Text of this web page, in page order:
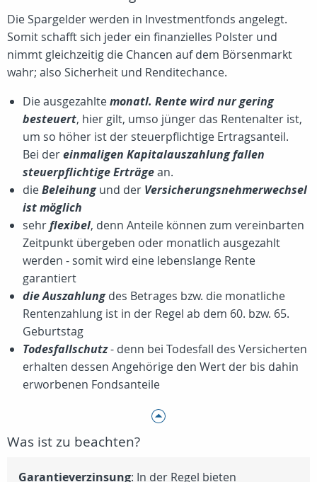
Die Spargelder werden in Investmentfonds angelegt.
Somit schafft sich jeder ein finanzielles Polster und
nimmt gleichzeitig die Chancen auf dem Börsenmarkt
wahr; also Sicherheit und Renditechance.
Die ausgezahltemonatl. Rente wird nur gering
besteuert, hier gilt, umso jünger das Rentenalter ist,
um so höher ist der steuerpflichtige Ertragsanteil.
Bei dereinmaligen Kapitalauszahlung fallen
steuerpflichtige Erträgean.
dieBeleihungund der Versicherungsnehmerwechsel
ist möglich
sehrflexibel, denn Anteile können zum vereinbarten
Zeitpunkt übergeben oder monatlich ausgezahlt
werden - somit wird eine lebenslange Rente
garantiert
die Auszahlungdes Betrages bzw. die monatliche
Rentenzahlung ist in der Regel ab dem 60. bzw. 65.
Geburtstag
Todesfallschutz- denn bei Todesfall des Versicherten
erhalten dessen Angehörige den Wert der bis dahin
erworbenen Fondsanteile
Was ist zu beachten?
Garantieverzinsung: In der Regel bieten